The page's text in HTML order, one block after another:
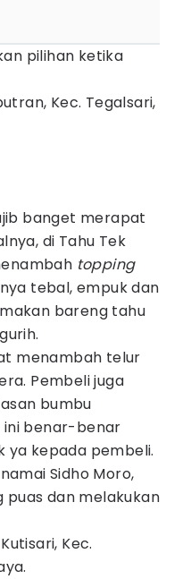
pilihan ketika
Kec. Tegalsari,
banget merapat
di Tahu Tek
topping
tebal, empuk dan
bareng tahu
menambah telur
Pembeli juga
bumbu
ini benar-benar
ya kepada pembeli.
Sidho Moro,
dan melakukan
Kec.